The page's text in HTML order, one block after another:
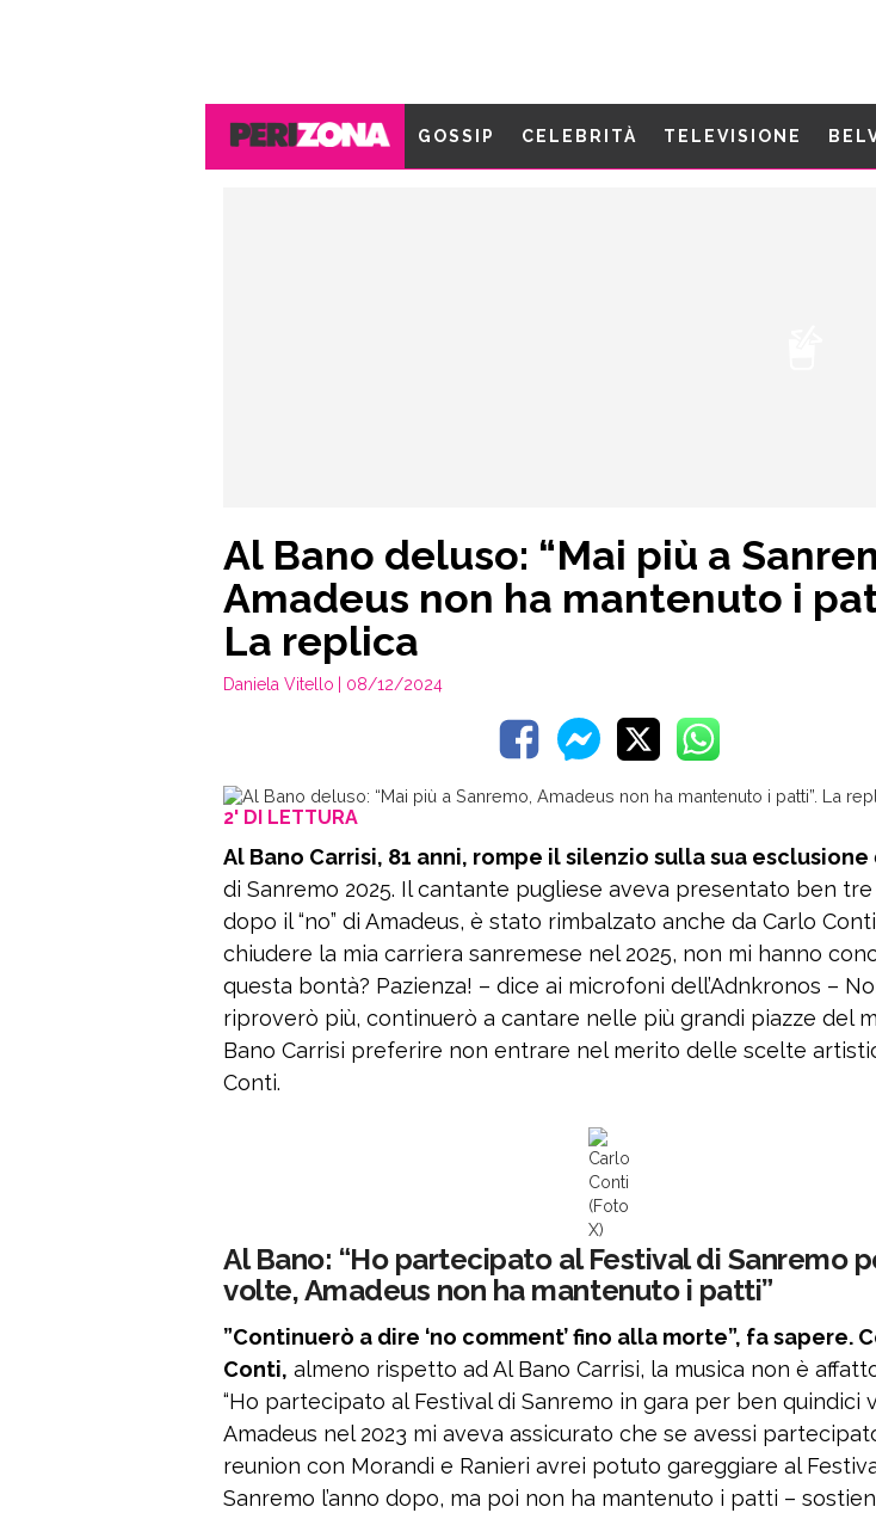
GOSSIP CELEBRITÀ TELEVISIONE
Al Bano deluso: “Mai più a
Amadeus non ha mantenuto i
La replica
Daniela Vitello | 08/12/2024
2' DI LETTURA
Al Bano Carrisi, 81 anni, rompe il silenzio sulla sua esclusione
di Sanremo 2025. Il cantante pugliese aveva presentato ben tre
dopo il “no” di Amadeus, è stato rimbalzato anche da Carlo
chiudere la mia carriera sanremese nel 2025, non mi hanno
questa bontà? Pazienza! – dice ai microfoni dell’Adnkronos –
riproverò più, continuerò a cantare nelle più grandi piazze del
Bano Carrisi preferire non entrare nel merito delle scelte
Conti.
Carlo
Conti
(Foto
X)
Al Bano: “Ho partecipato al Festival di Sanremo
volte, Amadeus non ha mantenuto i patti”
”Continuerò a dire ‘no comment’ fino alla morte”, fa sapere.
Conti, almeno rispetto ad Al Bano Carrisi, la musica non è
“Ho partecipato al Festival di Sanremo in gara per ben quindici
Amadeus nel 2023 mi aveva assicurato che se avessi
reunion con Morandi e Ranieri avrei potuto gareggiare al
Sanremo l’anno dopo, ma poi non ha mantenuto i patti –